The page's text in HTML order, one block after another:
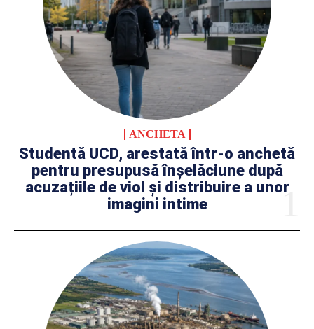
ANCHETA
Studentă UCD, arestată într-o anchetă
pentru presupusă înșelăciune după
acuzațiile de viol și distribuire a unor
imagini intime